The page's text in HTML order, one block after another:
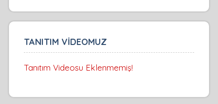
TANITIM VİDEOMUZ
Tanıtım Videosu Eklenmemiş!